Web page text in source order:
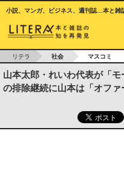
小説、マンガ、ビジネス、週刊誌…本と雑
リテラ 社会 マスコミ
山本太郎・れいわ代表が「
の排除継続に山本は「オファ